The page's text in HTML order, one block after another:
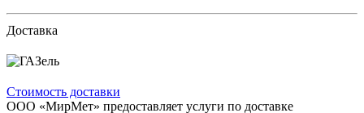
Доставка
Стоимость доставки
ООО «МирМет» предоставляет услуги по доставке